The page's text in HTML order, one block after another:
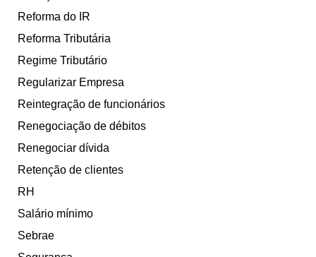
Reforma do IR
Reforma Tributária
Regime Tributário
Regularizar Empresa
Reintegração de funcionários
Renegociação de débitos
Renegociar dívida
Retenção de clientes
RH
Salário mínimo
Sebrae